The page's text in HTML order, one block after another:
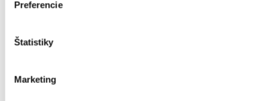
Preferencie
Štatistiky
Marketing